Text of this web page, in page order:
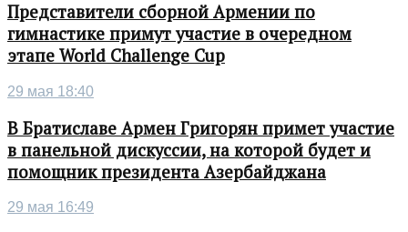
Представители сборной Армении по
гимнастике примут участие в очередном
этапе World Challenge Cup
29 мая 18:40
В Братиславе Армен Григорян примет участие
в панельной дискуссии, на которой будет и
помощник президента Азербайджана
29 мая 16:49